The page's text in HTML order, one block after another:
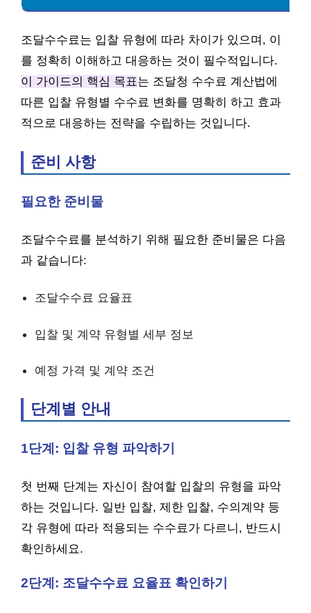
조달수수료는 입찰 유형에 따라 차이가 있으며, 이
를 정확히 이해하고 대응하는 것이 필수적입니다.
이 가이드의 핵심 목표는 조달청 수수료 계산법에
따른 입찰 유형별 수수료 변화를 명확히 하고 효과
적으로 대응하는 전략을 수립하는 것입니다.
준비 사항
필요한 준비물
조달수수료를 분석하기 위해 필요한 준비물은 다음
과 같습니다:
조달수수료 요율표
입찰 및 계약 유형별 세부 정보
예정 가격 및 계약 조건
단계별 안내
1단계: 입찰 유형 파악하기
첫 번째 단계는 자신이 참여할 입찰의 유형을 파악
하는 것입니다. 일반 입찰, 제한 입찰, 수의계약 등
각 유형에 따라 적용되는 수수료가 다르니, 반드시
확인하세요.
2단계: 조달수수료 요율표 확인하기